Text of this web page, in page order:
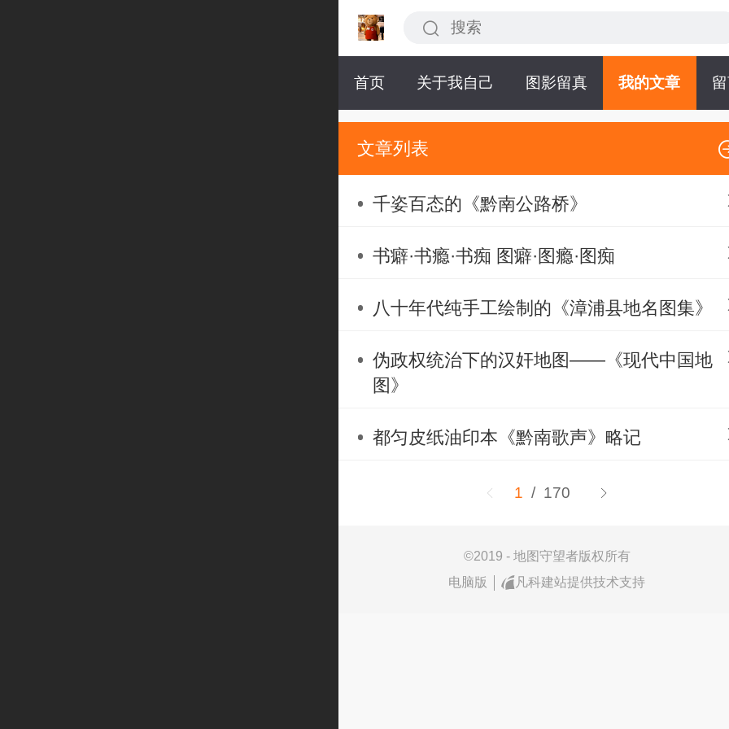
首页 关于我自己 图影留真 我的文章
文章列表
千姿百态的《黔南公路桥》
书癖·书瘾·书痴 图癖·图瘾·图痴
八十年代纯手工绘制的《漳浦县地名图集》
伪政权统治下的汉奸地图——《现代中国地
图》
都匀皮纸油印本《黔南歌声》略记
1 / 170
©2019 - 地图守望者版权所有
电脑版
凡科建站提供技术支持